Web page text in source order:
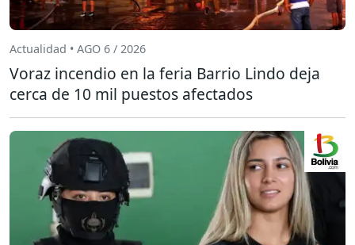
Actualidad • AGO 6 / 2026
Voraz incendio en la feria Barrio Lindo deja
cerca de 10 mil puestos afectados